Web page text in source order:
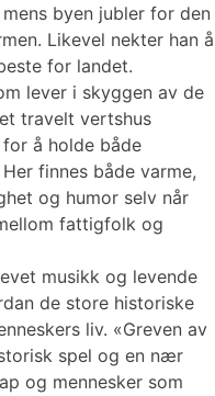
byen jubler for den
Likevel nekter han å
for landet.
lever i skyggen av de
travelt vertshus
å holde både
finnes både varme,
og humor selv når
fattigfolk og
musikk og levende
de store historiske
liv. «Greven av
spel og en nær
og mennesker som